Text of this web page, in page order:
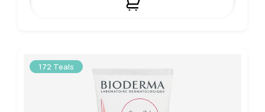
172 Teals